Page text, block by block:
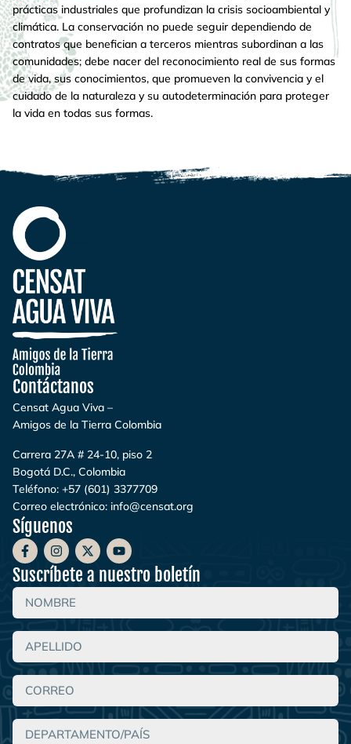
prácticas industriales que profundizan la crisis socioambiental y
climática. La conservación no puede seguir dependiendo de
contratos que benefician a terceros mientras subordinan a las
comunidades; debe nacer del reconocimiento real de sus formas
de vida, sus conocimientos, que promueven la convivencia y el
cuidado de la naturaleza y su autodeterminación para proteger
la vida en todas sus formas.
Contáctanos
Censat Agua Viva –
Amigos de la Tierra Colombia
Carrera 27A # 24-10, piso 2
Bogotá D.C., Colombia
Teléfono: +57 (601) 3377709
Correo electrónico: info@censat.org
Síguenos
Suscríbete a nuestro boletín